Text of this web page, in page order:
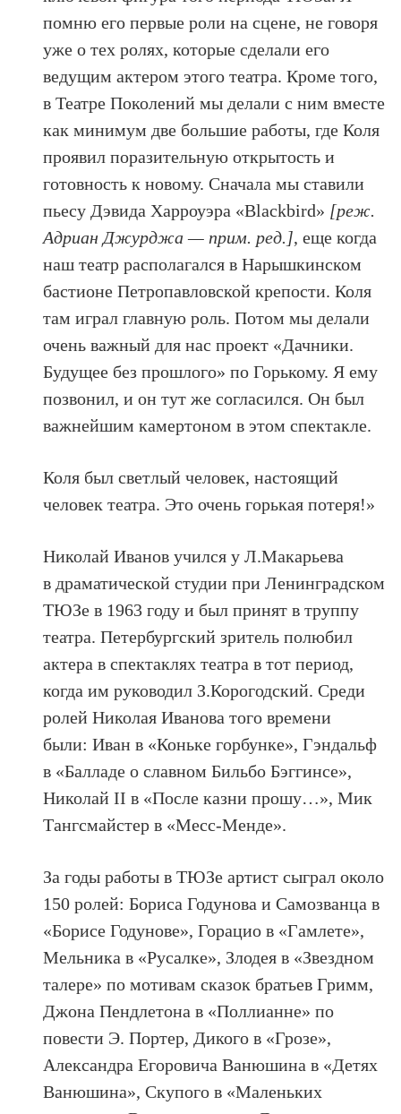
помню его первые роли на сцене, не говоря
уже о тех ролях, которые сделали его
ведущим актером этого театра. Кроме того,
в Театре Поколений мы делали с ним вместе
как минимум две большие работы, где Коля
проявил поразительную открытость и
готовность к новому. Сначала мы ставили
пьесу Дэвида Харроуэра «Blackbird» [реж.
Адриан Джурджа — прим. ред.], еще когда
наш театр располагался в Нарышкинском
бастионе Петропавловской крепости. Коля
там играл главную роль. Потом мы делали
очень важный для нас проект «Дачники.
Будущее без прошлого» по Горькому. Я ему
позвонил, и он тут же согласился. Он был
важнейшим камертоном в этом спектакле.
Коля был светлый человек, настоящий
человек театра. Это очень горькая потеря!»
Николай Иванов учился у Л.Макарьева
в драматической студии при Ленинградском
ТЮЗе в 1963 году и был принят в труппу
театра. Петербургский зритель полюбил
актера в спектаклях театра в тот период,
когда им руководил З.Корогодский. Среди
ролей Николая Иванова того времени
были: Иван в «Коньке горбунке», Гэндальф
в «Балладе о славном Бильбо Бэггинсе»,
Николай II в «После казни прошу…», Мик
Тангсмайстер в «Месс-Менде».
За годы работы в ТЮЗе артист сыграл около
150 ролей: Бориса Годунова и Самозванца в
«Борисе Годунове», Горацио в «Гамлете»,
Мельника в «Русалке», Злодея в «Звездном
талере» по мотивам сказок братьев Гримм,
Джона Пендлетона в «Поллианне» по
повести Э. Портер, Дикого в «Грозе»,
Александра Егоровича Ванюшина в «Детях
Ванюшина», Скупого в «Маленьких